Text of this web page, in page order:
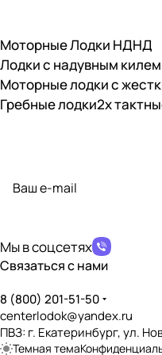
Рекомендуемая мощность
8 лс
Совместимость с
✔️
Влагостойкая фанера
Наличие сливной пробки
Возможность установки
✔️
Моторные Лодки НДНД
Лодки с надувным
Моторные лодки с
Гребные лодки2х
Мы в соцсетях
Связаться с нами
8 (800) 201-51-50
centerlodok@yandex.ru
ПВЗ: г. Екатеринбург, ул.
Темная тема